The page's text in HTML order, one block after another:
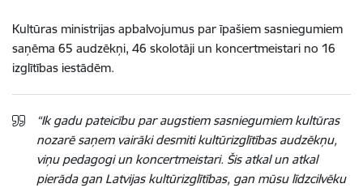
Kultūras ministrijas apbalvojumus par īpašiem sasniegumiem
saņēma 65 audzēkņi, 46 skolotāji un koncertmeistari no 16
izglītības iestādēm.
“Ik gadu pateicību par augstiem sasniegumiem kultūras
nozarē saņem vairāki desmiti kultūrizglītības audzēkņu,
viņu pedagogi un koncertmeistari. Šis atkal un atkal
pierāda gan Latvijas kultūrizglītības, gan mūsu līdzcilvēku